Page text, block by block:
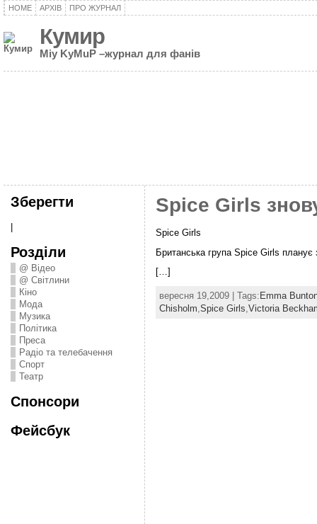
HOME АРХІВ ПРО ЖУРНАЛ
Кумир
Miy KyMuP –журнал для фанів
Зберегти
Розділи
@ Відео
@ Світлини
Кіно
Мода
Музика
Політика
Преса
Радіо та телебачення
Спорт
Театр
Спонсори
Фейсбук
Spice Girls
Spice Girls
Британська група Spice Girls планує
[…]
вересня 19,2009 | Tags: Emma
Chisholm,Spice Girls,Victoria